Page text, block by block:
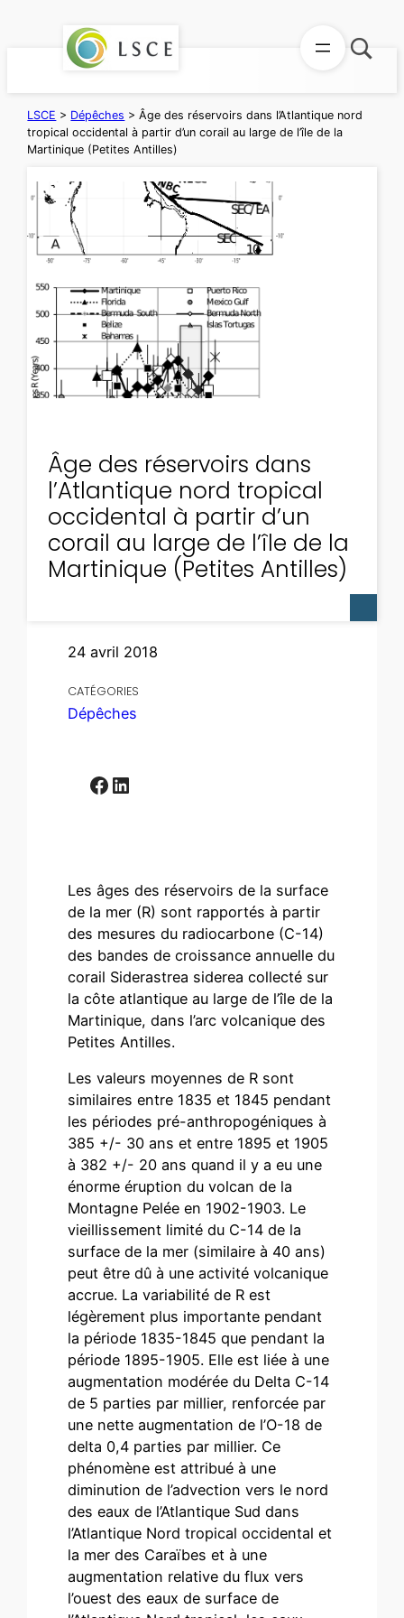
LSCE > Dépêches >Âge des réservoirs dans l’Atlantique nord
tropical occidental à partir d’un corail au large de l’île de la
Martinique (Petites Antilles)
Âge des réservoirs dans
l’Atlantique nord tropical
occidental à partir d’un
corail au large de l’île de la
Martinique (Petites Antilles)
24 avril 2018
CATÉGORIES
Dépêches
Facebook LinkedIn
Les âges des réservoirs de la surface
de la mer (R) sont rapportés à partir
des mesures du radiocarbone (C-14)
des bandes de croissance annuelle du
corail Siderastrea siderea collecté sur
la côte atlantique au large de l’île de la
Martinique, dans l’arc volcanique des
Petites Antilles.
Les valeurs moyennes de R sont
similaires entre 1835 et 1845 pendant
les périodes pré-anthropogéniques à
385 +/- 30 ans et entre 1895 et 1905
à 382 +/- 20 ans quand il y a eu une
énorme éruption du volcan de la
Montagne Pelée en 1902-1903. Le
vieillissement limité du C-14 de la
surface de la mer (similaire à 40 ans)
peut être dû à une activité volcanique
accrue. La variabilité de R est
légèrement plus importante pendant
la période 1835-1845 que pendant la
période 1895-1905. Elle est liée à une
augmentation modérée du Delta C-14
de 5 parties par millier, renforcée par
une nette augmentation de l’O-18 de
delta 0,4 parties par millier. Ce
phénomène est attribué à une
diminution de l’advection vers le nord
des eaux de l’Atlantique Sud dans
l’Atlantique Nord tropical occidental et
la mer des Caraïbes et à une
augmentation relative du flux vers
l’ouest des eaux de surface de